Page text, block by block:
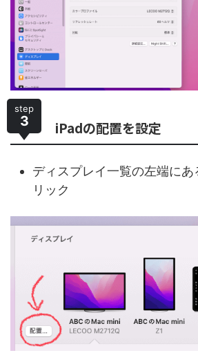
step
3 iPadの配置を設定
ディスプレイ一覧の左端にあ
リック